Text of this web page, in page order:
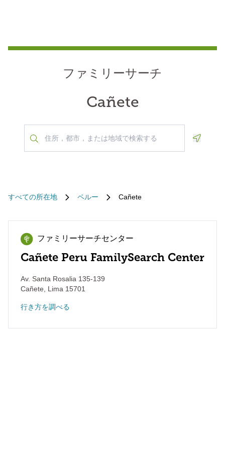
ファミリーサーチ
Cañete
すべての所在地 ペルー Cañete
ファミリーサーチセンター
Cañete Peru FamilySearch Center
Av. Santa Rosalia 135-139
Cañete
Lima 15701
行き方を調べる